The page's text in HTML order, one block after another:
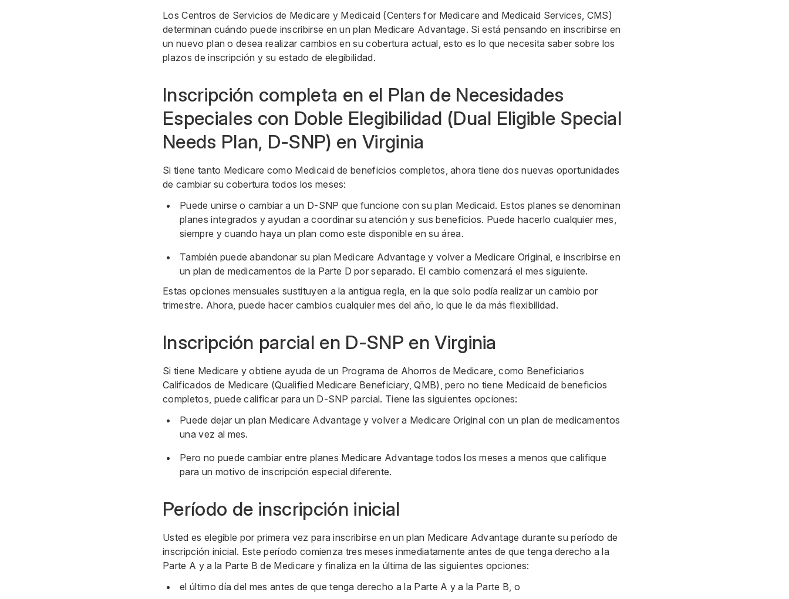
Los Centros de Servicios de Medicare y Medicaid (Centers for Medicare and Medicaid Services, CMS)
determinan cuándo puede inscribirse en un plan Medicare Advantage. Si está pensando en inscribirse en
un nuevo plan o desea realizar cambios en su cobertura actual, esto es lo que necesita saber sobre los
plazos de inscripción y su estado de elegibilidad.
Inscripción completa en el Plan de Necesidades
Especiales con Doble Elegibilidad (Dual Eligible Special
Needs Plan, D-SNP) en Virginia
Si tiene tanto Medicare como Medicaid de beneficios completos, ahora tiene dos nuevas oportunidades
de cambiar su cobertura todos los meses:
Puede unirse o cambiar a un D-SNP que funcione con su plan Medicaid. Estos planes se denominan
planes integrados y ayudan a coordinar su atención y sus beneficios. Puede hacerlo cualquier mes,
siempre y cuando haya un plan como este disponible en su área.
También puede abandonar su plan Medicare Advantage y volver a Medicare Original, e inscribirse en
un plan de medicamentos de la Parte D por separado. El cambio comenzará el mes siguiente.
Estas opciones mensuales sustituyen a la antigua regla, en la que solo podía realizar un cambio por
trimestre. Ahora, puede hacer cambios cualquier mes del año, lo que le da más flexibilidad.
Inscripción parcial en D-SNP en Virginia
Si tiene Medicare y obtiene ayuda de un Programa de Ahorros de Medicare, como Beneficiarios
Calificados de Medicare (Qualified Medicare Beneficiary, QMB), pero no tiene Medicaid de beneficios
completos, puede calificar para un D-SNP parcial. Tiene las siguientes opciones:
Puede dejar un plan Medicare Advantage y volver a Medicare Original con un plan de medicamentos
una vez al mes.
Pero no puede cambiar entre planes Medicare Advantage todos los meses a menos que califique
para un motivo de inscripción especial diferente.
Período de inscripción inicial
Usted es elegible por primera vez para inscribirse en un plan Medicare Advantage durante su período de
inscripción inicial. Este período comienza tres meses inmediatamente antes de que tenga derecho a la
Parte A y a la Parte B de Medicare y finaliza en la última de las siguientes opciones:
el último día del mes antes de que tenga derecho a la Parte A y a la Parte B, o